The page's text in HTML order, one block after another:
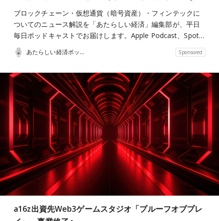
ブロックチェーン・仮想通貨（暗号資産）・フィンテックに
ついてのニュース解説を「あたらしい経済」編集部が、平日
毎日ポッドキャストでお届けします。Apple Podcast、Spot…
あたらしい経済ポッドキャスト Sponsored
a16z出資先Web3ゲームスタジオ「プルーフオブプレ